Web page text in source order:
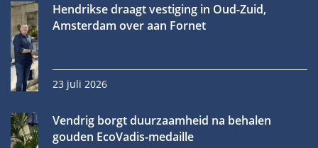
Hendrikse draagt vestiging in Oud-Zuid,
Amsterdam over aan Fornet
23 juli 2026
Vendrig borgt duurzaamheid na behalen
gouden EcoVadis-medaille